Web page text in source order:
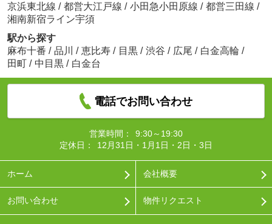
京浜東北線 / 都営大江戸線 / 小田急小田原線 / 都営三田線 /
湘南新宿ライン宇須
駅から探す
麻布十番 / 品川 / 恵比寿 / 目黒 / 渋谷 / 広尾 / 白金高輪 /
田町 / 中目黒 / 白金台
電話でお問い合わせ
営業時間：
9:30～19:30
定休日：
12月31日・1月1日・2日・3日
ホーム 会社概要
お問い合わせ 物件リクエスト